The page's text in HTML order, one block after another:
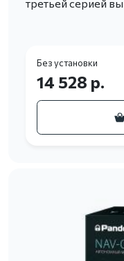
третьей серией
Без установки
14 528 р.